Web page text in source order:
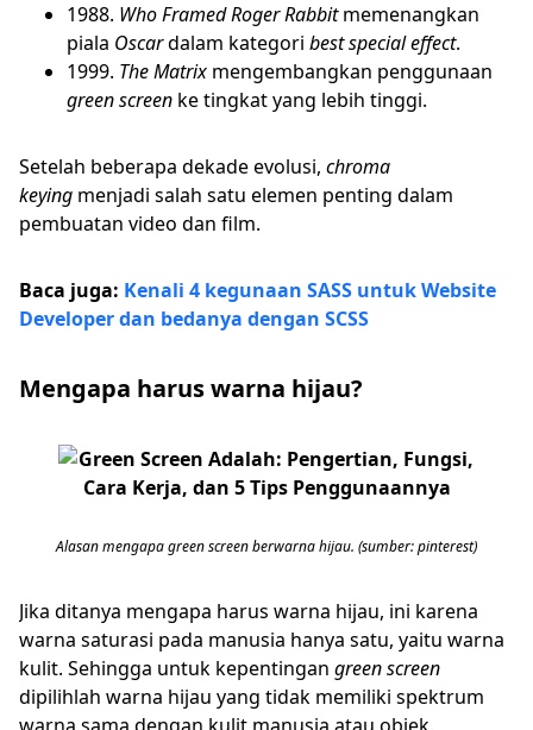
1988. Who Framed Roger Rabbitmemenangkan
piala Oscardalam kategori best special effect.
1999. The Matrix mengembangkan penggunaan
green screen ke tingkat yang lebih tinggi.
Setelah beberapa dekade evolusi, chroma
keying menjadi salah satu elemen penting dalam
pembuatan video dan film.
Baca juga: Kenali 4 kegunaan SASS untuk Website
Developer dan bedanya dengan SCSS
Mengapa harus warna hijau?
Alasan mengapa green screen berwarna hijau. (sumber: pinterest)
Jika ditanya mengapa harus warna hijau, ini karena
warna saturasi pada manusia hanya satu, yaitu warna
kulit. Sehingga untuk kepentingan green screen
dipilihlah warna hijau yang tidak memiliki spektrum